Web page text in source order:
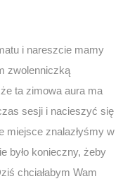
i nareszcie mamy
zwolenniczką
ta zimowa aura ma
sesji i nacieszyć się
miejsce znalazłyśmy w
było konieczny, żeby
chciałabym Wam